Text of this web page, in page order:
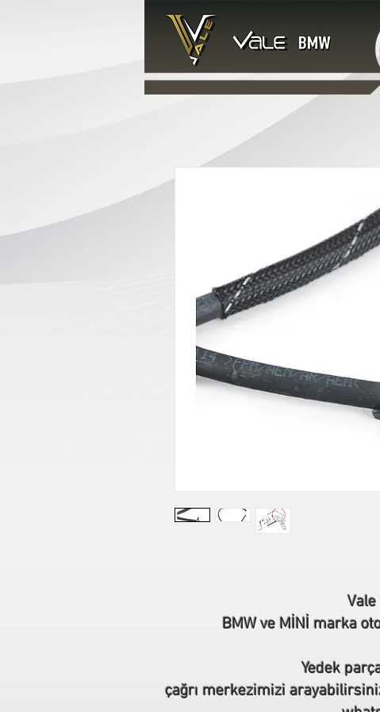
BMW ve MİNİ marka
Yedek
çağrı merkezimizi